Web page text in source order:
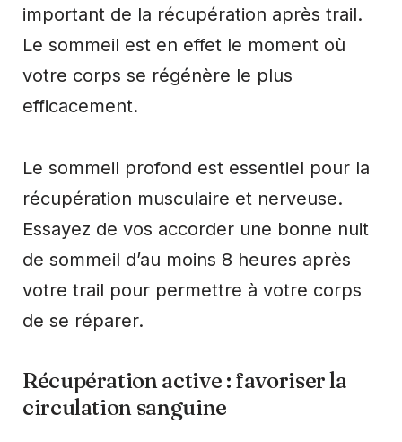
important de la récupération après trail.
Le sommeil est en effet le moment où
votre corps se régénère le plus
efficacement.
Le sommeil profond est essentiel pour la
récupération musculaire et nerveuse.
Essayez de vos accorder une bonne nuit
de sommeil d’au moins 8 heures après
votre trail pour permettre à votre corps
de se réparer.
Récupération active : favoriser la
circulation sanguine